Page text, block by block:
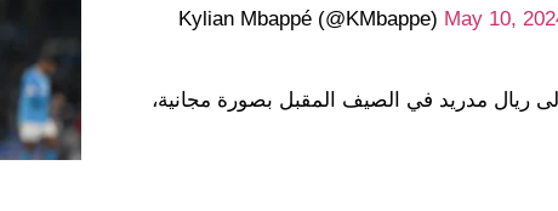
May 10,
ريال مدريد في الصيف المقبل بصورة مجانية،